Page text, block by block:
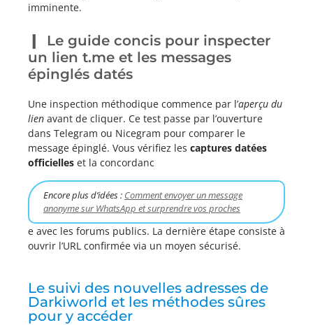
imminente.
Le guide concis pour inspecter
un lien t.me et les messages
épinglés datés
Une inspection méthodique commence par l’aperçu du
lien avant de cliquer. Ce test passe par l’ouverture
dans Telegram ou Nicegram pour comparer le
message épinglé. Vous vérifiez les captures datées
officielles et la concordanc
Encore plus d’idées : Comment envoyer un message
anonyme sur WhatsApp et surprendre vos proches
e avec les forums publics. La dernière étape consiste à
ouvrir l’URL confirmée via un moyen sécurisé.
Le suivi des nouvelles adresses de
Darkiworld et les méthodes sûres
pour y accéder